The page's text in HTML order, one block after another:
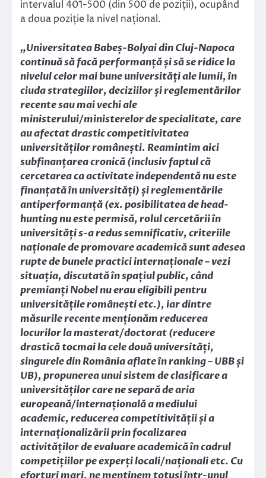
intervalul 401-500 (din 500 de poziții), ocupând
a doua poziție la nivel național.
„Universitatea Babeș-Bolyai din Cluj-Napoca
continuă să facă performanță și să se ridice la
nivelul celor mai bune universități ale lumii, în
ciuda strategiilor, deciziilor și reglementărilor
recente sau mai vechi ale
ministerului/ministerelor de specialitate, care
au afectat drastic competitivitatea
universităților românești. Reamintim aici
subfinanțarea cronică (inclusiv faptul că
cercetarea ca activitate independentă nu este
finanțată în universități) și reglementările
antiperformanță (ex. posibilitatea de head-
hunting nu este permisă, rolul cercetării în
universități s-a redus semnificativ, criteriile
naționale de promovare academică sunt adesea
rupte de bunele practici internaționale – vezi
situația, discutată în spațiul public, când
premianți Nobel nu erau eligibili pentru
universitățile românești etc.), iar dintre
măsurile recente menționăm reducerea
locurilor la masterat/doctorat (reducere
drastică tocmai la cele două universități,
singurele din România aflate în ranking – UBB și
UB), propunerea unui sistem de clasificare a
universităților care ne separă de aria
europeană/internațională a mediului
academic, reducerea competitivității și a
internaționalizării prin focalizarea
activităților de evaluare academică în cadrul
competițiilor pe experți locali/naționali etc. Cu
eforturi mari, ne menținem totuși într-unul